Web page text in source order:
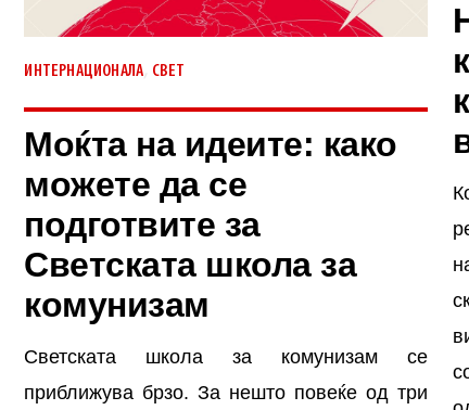
ИНТЕРНАЦИОНАЛА СВЕТ
Моќта на идеите: како
можете да се
подготвите за
Светската школа за
комунизам
Светската школа за комунизам се
приближува брзо. За нешто повеќе од три